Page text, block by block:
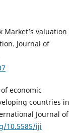
Market’s valuation
Journal of
economic
countries in
Journal of
10.5585/iji